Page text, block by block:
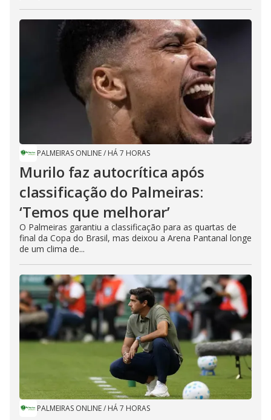
PALMEIRAS ONLINE/ HÁ 7 HORAS
Murilo faz autocrítica após
classificação do Palmeiras:
‘Temos que melhorar’
O Palmeiras garantiu a classificação para as quartas de
final da Copa do Brasil, mas deixou a Arena Pantanal longe
de um clima de...
PALMEIRAS ONLINE/ HÁ 7 HORAS